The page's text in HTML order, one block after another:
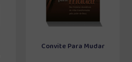
Convite Para Mudar